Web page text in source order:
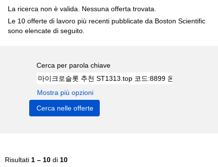
La ricerca non è valida. Nessuna offerta trovata.
Le 10 offerte di lavoro più recenti pubblicate da Boston Scientific
sono elencate di seguito.
Cerca per parola chiave
Mostra più opzioni
Risultati 1 – 10 di 10